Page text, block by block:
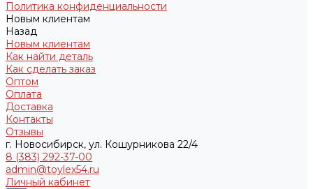
Политика конфиденциальности
Новым клиентам
Назад
Новым клиентам
Как найти деталь
Как сделать заказ
Оптом
Оплата
Доставка
Контакты
Отзывы
г. Новосибирск, ул. Кошурникова 22/4
8 (383) 292-37-00
admin@toylex54.ru
Личный кабинет